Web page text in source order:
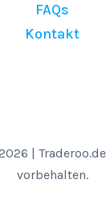
FAQs
Kontakt
| Traderoo.de
vorbehalten.